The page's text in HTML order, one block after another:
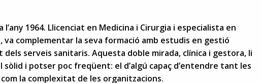
l’any 1964. Llicenciat en Medicina i Cirurgia i especialista en
va complementar la seva formació amb estudis en gestió
serveis sanitaris. Aquesta doble mirada, clínica i gestora, li
i potser poc freqüent: el d’algú capaç d’entendre tant les
la complexitat de les organitzacions.